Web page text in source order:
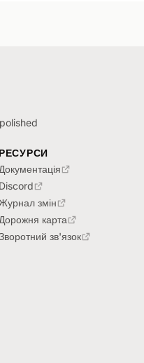
РЕСУРСИ
Документація
Discord
змін
Дорожня карта
зв'язок